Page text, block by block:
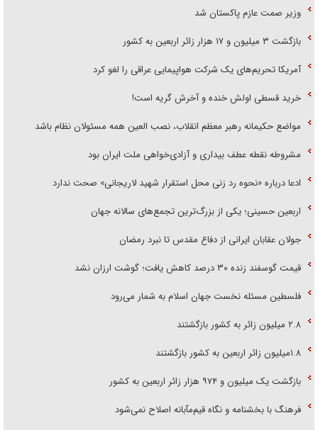
وزیر صمت عازم پاکستان شد
بازگشت ۳ میلیون و ۱۷ هزار زائر اربعین به کشور
آمریکا تحریم‌های یک شرکت هواپیمایی عراقی را لغو کرد
خرید قسطی اولش خنده و آخرش گریه است!
مواضع حکیمانه رهبر معظم انقلاب، نصب العین همه مسئولان نظام باشد
مشروطه نقطه عطف بیداری و آزادی‌خواهی ملت ایران بود
ادعا درباره «نحوه رد زنی محل استقرار شهید لاریجانی» صحت ندارد
اربعین حسینی؛ یکی از بزرگ‌ترین تجمع‌های سالانه جهان
جولان عقابان ایرانی از دفاع مقدس تا نبرد رمضان
قیمت گوسفند زنده ۳۰ درصد کاهش یافت؛ گوشت ارزان نشد
فلسطین مسئله نخست جهان اسلام به شمار می‌رود
۲.۸ میلیون زائر به کشور بازگشتند
۱.۸میلیون زائر اربعین به کشور بازگشتند
بازگشت یک میلیون و ۹۷۴ هزار زائر اربعین به کشور
فرهنگ با بخشنامه و نگاه قیم‌مآبانه اصلاح نمی‌شود